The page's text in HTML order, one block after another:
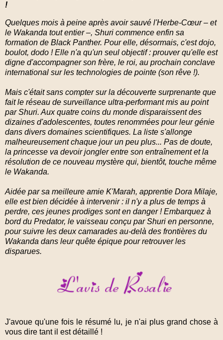
!
Quelques mois à peine après avoir sauvé l'Herbe-Cœur – et
le Wakanda tout entier –, Shuri commence enfin sa
formation de Black Panther. Pour elle, désormais, c'est dojo,
boulot, dodo ! Elle n'a qu'un seul objectif : prouver qu'elle est
digne d'accompagner son frère, le roi, au prochain conclave
international sur les technologies de pointe (son rêve !).
Mais c'était sans compter sur la découverte surprenante que
fait le réseau de surveillance ultra-performant mis au point
par Shuri. Aux quatre coins du monde disparaissent des
dizaines d'adolescentes, toutes renommées pour leur génie
dans divers domaines scientifiques. La liste s'allonge
malheureusement chaque jour un peu plus... Pas de doute,
la princesse va devoir jongler entre son entraînement et la
résolution de ce nouveau mystère qui, bientôt, touche même
le Wakanda.
Aidée par sa meilleure amie K'Marah, apprentie Dora Milaje,
elle est bien décidée à intervenir : il n'y a plus de temps à
perdre, ces jeunes prodiges sont en danger ! Embarquez à
bord du Predator, le vaisseau conçu par Shuri en personne,
pour suivre les deux camarades au-delà des frontières du
Wakanda dans leur quête épique pour retrouver les
disparues.
J'avoue qu'une fois le résumé lu, je n'ai plus grand chose à
vous dire tant il est détaillé !